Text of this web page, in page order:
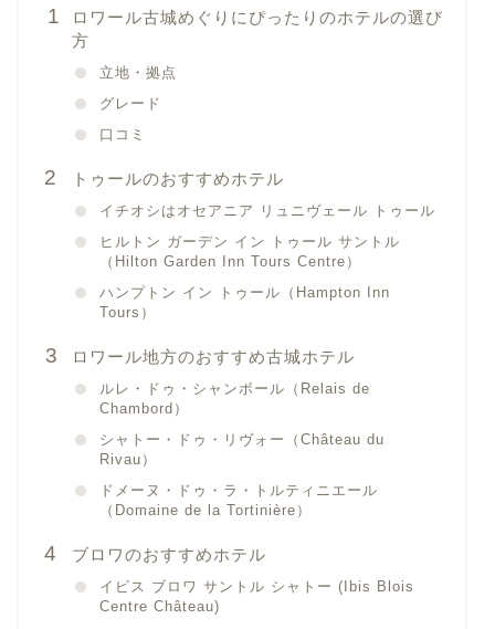
ロワール古城めぐりにぴったりのホテルの選び
方
立地・拠点
グレード
口コミ
トゥールのおすすめホテル
イチオシはオセアニア リュニヴェール トゥール
ヒルトン ガーデン イン トゥール サントル
（Hilton Garden Inn Tours Centre）
ハンプトン イン トゥール（Hampton Inn
Tours）
ロワール地方のおすすめ古城ホテル
ルレ・ドゥ・シャンボール（Relais de
Chambord）
シャトー・ドゥ・リヴォー（Château du
Rivau）
ドメーヌ・ドゥ・ラ・トルティニエール
（Domaine de la Tortinière）
ブロワのおすすめホテル
イビス ブロワ サントル シャトー (Ibis Blois
Centre Château)